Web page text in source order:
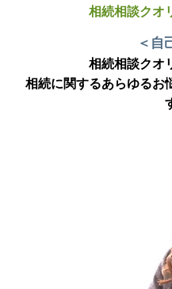
相続相談クオ
＜自
相続相談クオ
相続に関するあらゆるお